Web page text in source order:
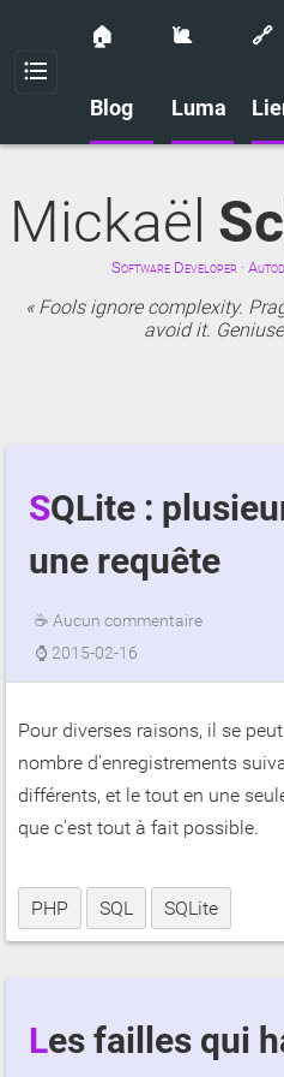
Menu
🏠
Blog
🐌
Luma
🔗
Mickaël
Software Developer ·
Fools ignore complexity.
avoid it.
SQLite : plusieurs COUNT en
une requête
☕ Aucun commentaire
⌚ 2015-02-16
Pour diverses raisons, il se
nombre d'enregistrements
différents, et le tout en une
que c'est tout à fait possible.
PHP SQL SQLite
Les failles qui